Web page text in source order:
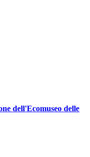
dell'Ecomuseo delle